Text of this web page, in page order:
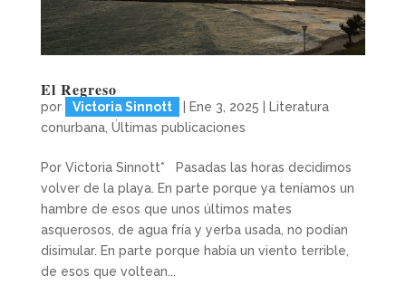
El Regreso
por Victoria Sinnott | Ene 3, 2025 | Literatura
conurbana, Últimas publicaciones
Por Victoria Sinnott* Pasadas las horas decidimos
volver de la playa. En parte porque ya teníamos un
hambre de esos que unos últimos mates
asquerosos, de agua fría y yerba usada, no podían
disimular. En parte porque había un viento terrible,
de esos que voltean...